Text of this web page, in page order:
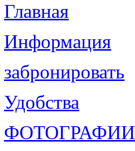
Главная
Информация
забронировать
Удобства
ФОТОГРАФИИ